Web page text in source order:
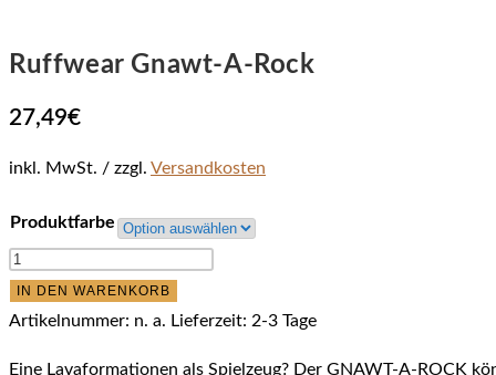
Ruffwear Gnawt-A-Rock
27,49€
inkl. MwSt. zzgl. Versandkosten
Produktfarbe
Ruffwear
Gnawt-
A-
IN DEN WARENKORB
Artikelnummer: n. a. Lieferzeit: 2-3 Tage
Eine Lavaformationen als Spielzeug? Der GNAWT-A-ROCK